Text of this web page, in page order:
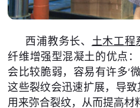
西浦教务长、 土木工程
纤维增强型混凝土的优点
会比较脆弱，容易有许多‘
这些裂纹会迅速扩展，导
用来弥合裂纹，从而提高材